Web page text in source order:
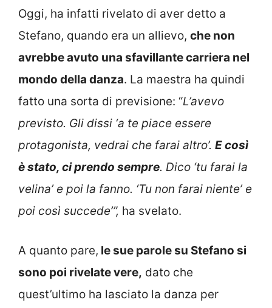
Oggi, ha infatti rivelato di aver detto a
Stefano, quando era un allievo, che non
avrebbe avuto una sfavillante carriera nel
mondo della danza. La maestra ha quindi
fatto una sorta di previsione: “L’avevo
previsto. Gli dissi ‘a te piace essere
protagonista, vedrai che farai altro’. E così
è stato, ci prendo sempre. Dico ‘tu farai la
velina’ e poi la fanno. ‘Tu non farai niente’ e
poi così succede’”, ha svelato.
A quanto pare, le sue parole su Stefano si
sono poi rivelate vere, dato che
quest’ultimo ha lasciato la danza per